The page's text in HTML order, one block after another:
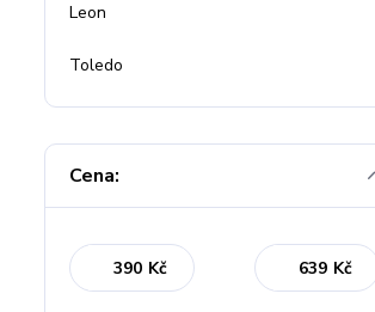
Leon
Toledo
Cena:
Kč Kč